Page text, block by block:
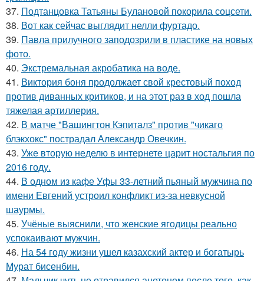
37. Подтанцовка Татьяны Булановой покорила соцсети.
38. Вот как сейчас выглядит нелли фуртадо.
39. Павла прилучного заподозрили в пластике на новых
фото.
40. Экстремальная акробатика на воде.
41. Виктория боня продолжает свой крестовый поход
против диванных критиков, и на этот раз в ход пошла
тяжелая артиллерия.
42. В матче "Вашингтон Кэпиталз" против "чикаго
блэкхокс" пострадал Александр Овечкин.
43. Уже вторую неделю в интернете царит ностальгия по
2016 году.
44. В одном из кафе Уфы 33-летний пьяный мужчина по
имени Евгений устроил конфликт из-за невкусной
шаурмы.
45. Учёные выяснили, что женские ягодицы реально
успокаивают мужчин.
46. На 54 году жизни ушел казахский актер и богатырь
Мурат бисенбин.